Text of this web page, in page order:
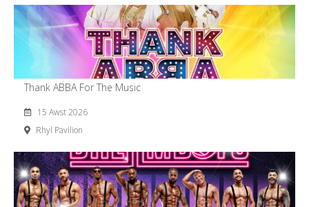
Thank ABBA For The Music
15 Awst 2026
Rhyl Pavilion